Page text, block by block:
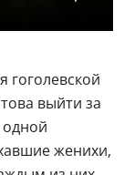
гоголевской
выйти за
женихи,